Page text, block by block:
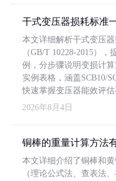
干式变压器损耗标准
本文详细解析干式变压
（GB/T 10228-2015）
例，分步骤说明变损计
实例表格，涵盖SCB10/
快速掌握变压器能效评估
2026年8月4日
铜棒的重量计算方法
本文详细介绍了铜棒和
（理论公式法、查表法